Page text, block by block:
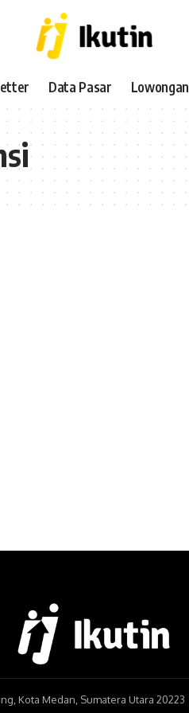
Data Pasar Lowongan
Kota Medan, Sumatera Utara 20223